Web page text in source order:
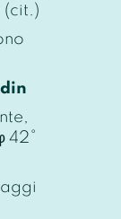
(cit.)
42°